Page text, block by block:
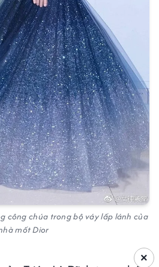
công chúa trong bộ váy lấp lánh của
mốt Dior
×